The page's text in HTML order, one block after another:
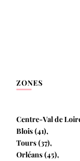
ZONES
Centre-Val de
Blois (41),
Tours (37),
Orléans (45),